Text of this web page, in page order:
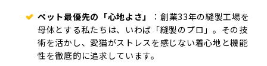
ペット最優先の「心地よさ」
：創業33年の縫製工場を
母体とする私たちは、いわば「縫製のプロ」。その技
術を活かし、愛猫がストレスを感じない着心地と機能
性を徹底的に追求しています。